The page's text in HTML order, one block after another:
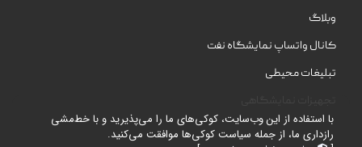
وبلاگ
کانال واتساپ نمایشگاه نفت
تبلیغات محیطی
با استفاده از این وب‌سایت، کوکی‌های ما را می‌پذیرید و با خط‌مشی
رازداری ما، از جمله سیاست کوکی‌ها موافقت می‌کنید.